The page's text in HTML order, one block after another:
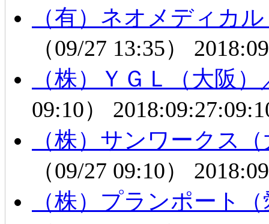
（有）ネオメディカ
（09/27 13:35）
（株）ＹＧＬ（大阪
09:10）
（株）サンワークス
（09/27 09:10）
（株）プランポート